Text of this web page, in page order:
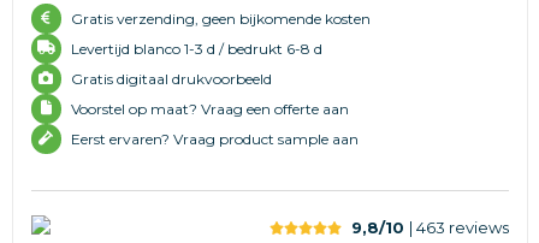
Gratis verzending, geen bijkomende kosten
Levertijd blanco 1-3 d / bedrukt 6-8 d
Gratis digitaal drukvoorbeeld
Voorstel op maat? Vraag een offerte aan
Eerst ervaren? Vraag product sample aan
9,8/10 | 463 reviews